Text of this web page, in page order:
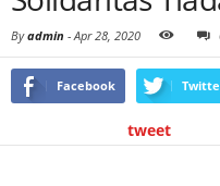
Byadmin - Apr 28, 2020
Facebook
tweet